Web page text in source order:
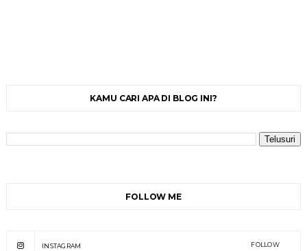
KAMU CARI APA DI BLOG INI?
FOLLOW ME
INSTAGRAM FOLLOW